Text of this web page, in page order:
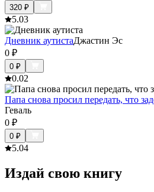
320 ₽
5.03
Дневник аутистаДжастин Эс
0 ₽
0 ₽
0.02
Папа снова просил передать, что
Геваль
0 ₽
0 ₽
5.04
Издай свою книгу